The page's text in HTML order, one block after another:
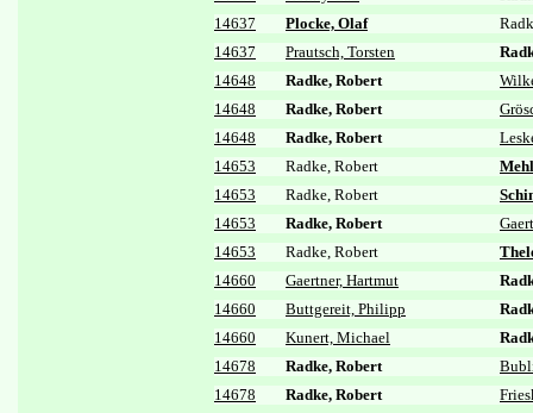
14637
Plocke, Olaf
14637
Prautsch, Torsten
14648
Radke, Robert
14648
Radke, Robert
14648
Radke, Robert
14653
Radke, Robert
14653
Radke, Robert
14653
Radke, Robert
14653
Radke, Robert
14660
Gaertner, Hartmut
14660
Buttgereit, Philipp
14660
Kunert, Michael
14678
Radke, Robert
14678
Radke, Robert